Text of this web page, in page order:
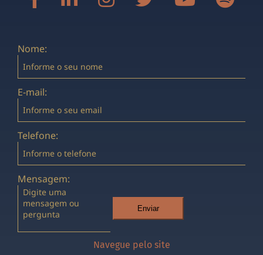
Nome:
E-mail:
Telefone:
Mensagem:
Enviar
Navegue pelo site